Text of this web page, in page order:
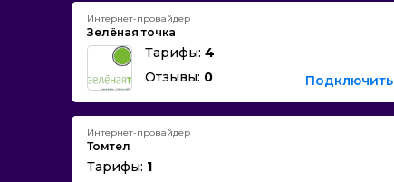
Интернет-провайдер
Зелёная точка
Тарифы: 4
Отзывы: 0 Подключить
Интернет-провайдер
Томтел
Тарифы: 1